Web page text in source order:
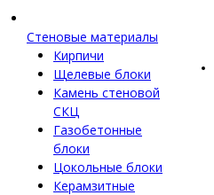
Стеновые материалы
Кирпичи
Щелевые блоки
Камень стеновой
СКЦ
Газобетонные
блоки
Цокольные блоки
Керамзитные